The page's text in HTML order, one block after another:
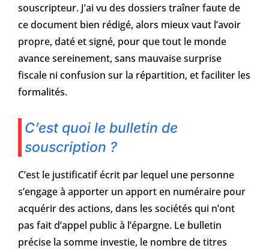
souscripteur. J’ai vu des dossiers traîner faute de
ce document bien rédigé, alors mieux vaut l’avoir
propre, daté et signé, pour que tout le monde
avance sereinement, sans mauvaise surprise
fiscale ni confusion sur la répartition, et faciliter les
formalités.
C’est quoi le bulletin de
souscription ?
C’est le justificatif écrit par lequel une personne
s’engage à apporter un apport en numéraire pour
acquérir des actions, dans les sociétés qui n’ont
pas fait d’appel public à l’épargne. Le bulletin
précise la somme investie, le nombre de titres